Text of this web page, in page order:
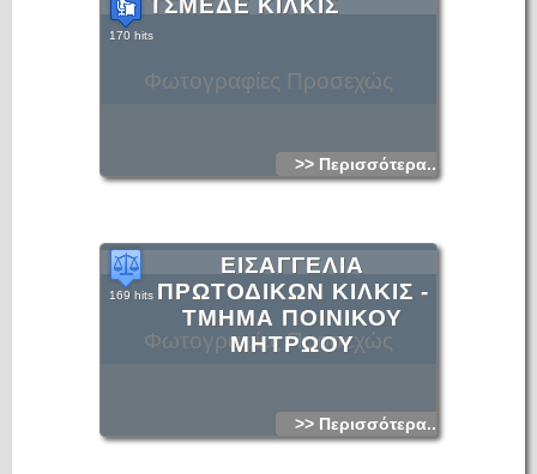
Φωτογραφίες Προσεχώς
ΤΣΜΕΔΕ ΚΙΛΚΙΣ
170 hits
>> Περισσότερα...
Φωτογραφίες Προσεχώς
ΕΙΣΑΓΓΕΛΙΑ
ΠΡΩΤΟΔΙΚΩΝ ΚΙΛΚΙΣ -
ΤΜΗΜΑ ΠΟΙΝΙΚΟΥ
ΜΗΤΡΩΟΥ
169 hits
>> Περισσότερα...